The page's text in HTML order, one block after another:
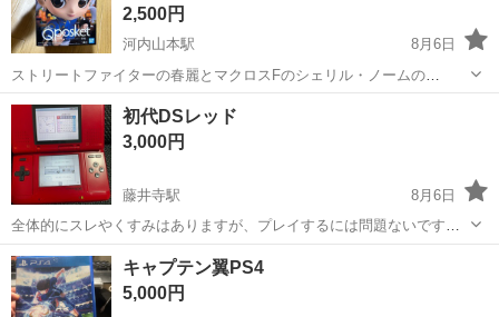
2,500円
河内山本駅
8月6日
ストリートファイターの春麗とマクロスFのシェリル・ノームの
Qposketフィギュアセットです。 - シリーズ: Qposket - キャラクター:
大阪 八尾市 河内山本駅
初代DSレッド
3,000円
藤井寺駅
8月6日
全体的にスレやくすみはありますが、プレイするには問題ないです！
タッチペンと充電器つき！
大阪 羽曳野市 藤井寺駅
キャプテン翼PS4
5,000円